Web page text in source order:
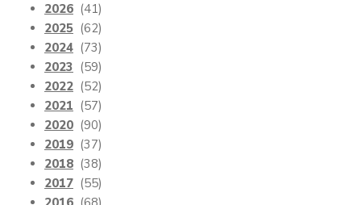
2026 (41)
2025 (62)
2024 (73)
2023 (59)
2022 (52)
2021 (57)
2020 (90)
2019 (37)
2018 (38)
2017 (55)